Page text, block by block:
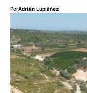
PorAdrián Lupiáñez